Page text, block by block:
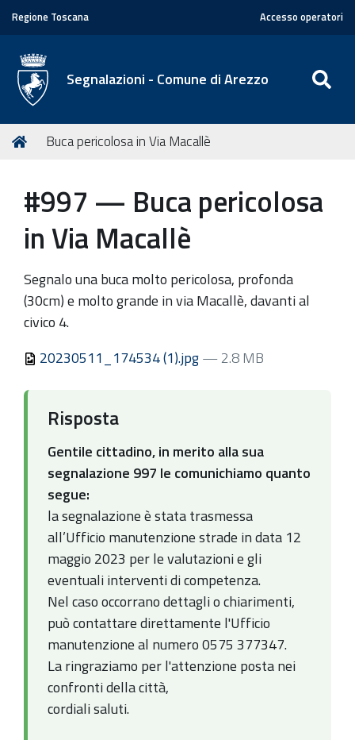
Regione Toscana Accesso operatori
Segnalazioni - Comune di Arezzo
T
Home
Buca pericolosa in Via Macallè
#997 — Buca pericolosa
in Via Macallè
Segnalo una buca molto pericolosa, profonda
(30cm) e molto grande in via Macallè, davanti al
civico 4.
20230511_174534 (1).jpg— 2.8 MB
Risposta
Gentile cittadino, in merito alla sua
segnalazione 997 le comunichiamo quanto
segue:
la segnalazione è stata trasmessa
all’Ufficio manutenzione strade in data 12
maggio 2023 per le valutazioni e gli
eventuali interventi di competenza.
Nel caso occorrano dettagli o chiarimenti,
può contattare direttamente l'Ufficio
manutenzione al numero 0575 377347.
La ringraziamo per l'attenzione posta nei
confronti della città,
cordiali saluti.